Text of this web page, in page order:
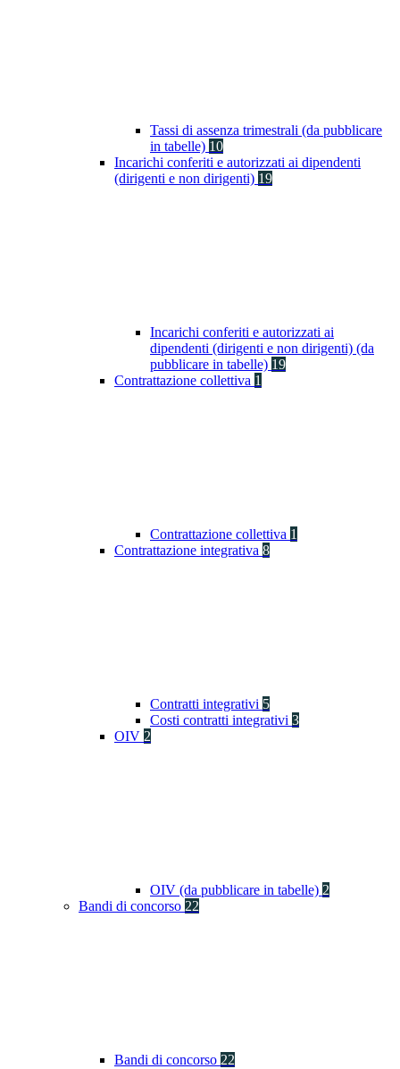
Tassi di assenza trimestrali (da pubblicare
in tabelle) 10
Incarichi conferiti e autorizzati ai dipendenti
(dirigenti e non dirigenti) 19
Incarichi conferiti e autorizzati ai
dipendenti (dirigenti e non dirigenti) (da
pubblicare in tabelle) 19
Contrattazione collettiva 1
Contrattazione collettiva 1
Contrattazione integrativa 8
Contratti integrativi 5
Costi contratti integrativi 3
OIV 2
OIV (da pubblicare in tabelle) 2
Bandi di concorso 22
Bandi di concorso 22